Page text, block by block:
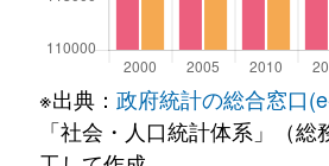
※出典： 政府統計の総合窓口
「社会・人口統計体系」（